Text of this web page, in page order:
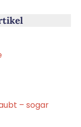
– sogar